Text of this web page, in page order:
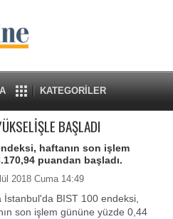
KATEGORİLER
BAŞLADI
haftanın son işlem
puandan başladı.
2018 Cuma 14:49
İstanbul'da BIST 100 endeksi,
son işlem gününe yüzde 0,44